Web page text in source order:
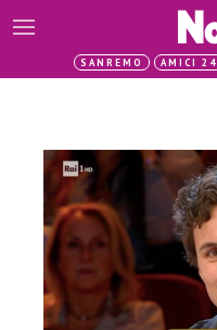
SANREMO AMICI 24